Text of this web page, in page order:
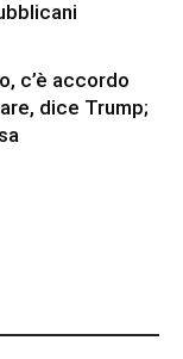
c’è accordo
dice Trump;